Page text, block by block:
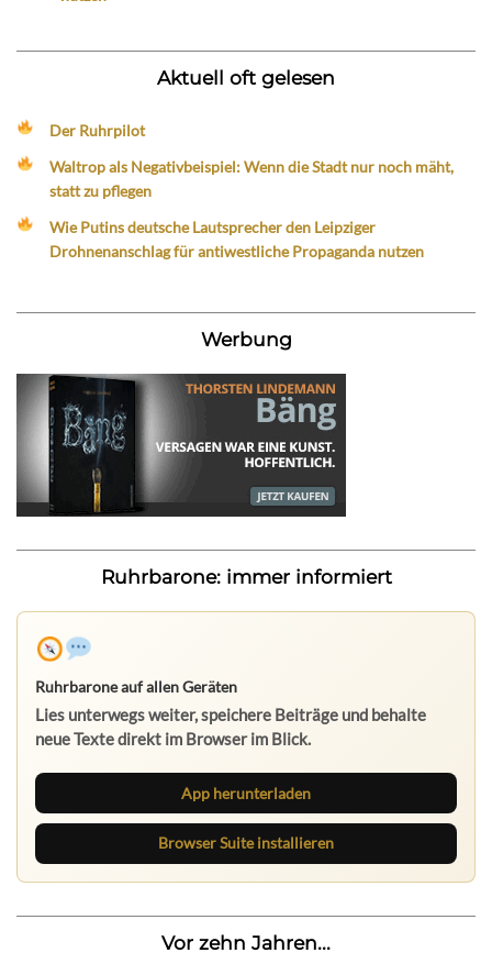
Aktuell oft gelesen
Der Ruhrpilot
Waltrop als Negativbeispiel: Wenn die Stadt nur noch mäht,
statt zu pflegen
Wie Putins deutsche Lautsprecher den Leipziger
Drohnenanschlag für antiwestliche Propaganda nutzen
Werbung
Ruhrbarone: immer informiert
Ruhrbarone auf allen Geräten
Lies unterwegs weiter, speichere Beiträge und behalte
neue Texte direkt im Browser im Blick.
App herunterladen
Browser Suite installieren
Vor zehn Jahren...